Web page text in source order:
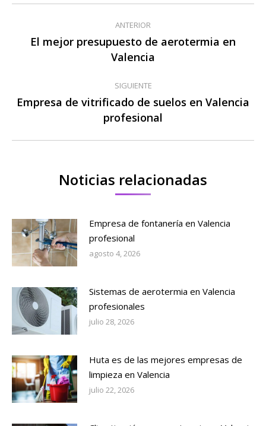
Navegación
entre
publicaciones
ANTERIOR
Publicación
anterior:
El mejor presupuesto de aerotermia en
Valencia
SIGUIENTE
Publicación
siguiente:
Empresa de vitrificado de suelos en Valencia
profesional
Noticias relacionadas
Empresa de fontanería en Valencia
profesional
agosto 4, 2026
Sistemas de aerotermia en Valencia
profesionales
julio 28, 2026
Huta es de las mejores empresas de
limpieza en Valencia
julio 22, 2026